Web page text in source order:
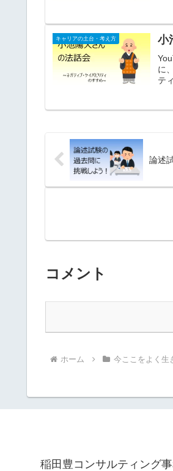
キャリアの土台・考え方 小
に
テ
論述
コメント
ホーム 今ここをよく生
稲田豊コンサルティング